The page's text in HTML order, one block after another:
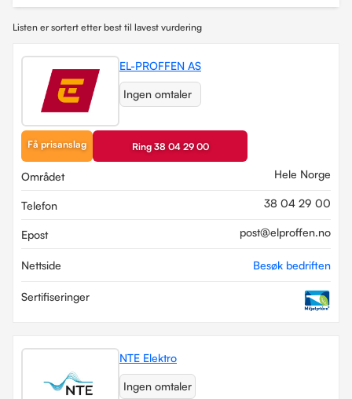
Listen er sortert etter best til lavest vurdering
EL-PROFFEN AS
Ingen omtaler
Få prisanslag Ring 38 04 29 00
Området Hele Norge
Telefon 38 04 29 00
Epost post@elproffen.no
Nettside Besøk bedriften
Sertifiseringer
NTE Elektro
Ingen omtaler